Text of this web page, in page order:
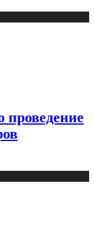
проведение